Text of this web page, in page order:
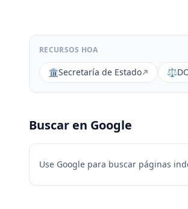
RECURSOS HOA
🏛️Secretaría de Estado ⚖️
Buscar en Google
Use Google para buscar páginas